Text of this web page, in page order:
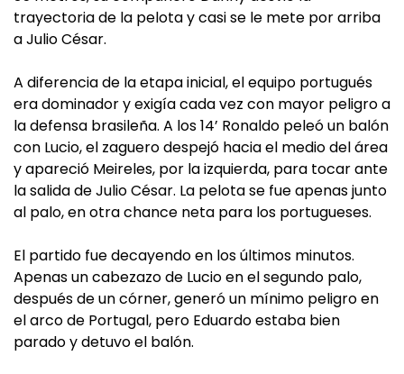
trayectoria de la pelota y casi se le mete por arriba
a Julio César.
A diferencia de la etapa inicial, el equipo portugués
era dominador y exigía cada vez con mayor peligro a
la defensa brasileña. A los 14’ Ronaldo peleó un balón
con Lucio, el zaguero despejó hacia el medio del área
y apareció Meireles, por la izquierda, para tocar ante
la salida de Julio César. La pelota se fue apenas junto
al palo, en otra chance neta para los portugueses.
El partido fue decayendo en los últimos minutos.
Apenas un cabezazo de Lucio en el segundo palo,
después de un córner, generó un mínimo peligro en
el arco de Portugal, pero Eduardo estaba bien
parado y detuvo el balón.